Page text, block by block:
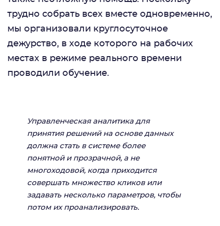
трудно собрать всех вместе одновременно,
мы организовали круглосуточное
дежурство, в ходе которого на рабочих
местах в режиме реального времени
проводили обучение.
Управленческая аналитика для
принятия решений на основе данных
должна стать в системе более
понятной и прозрачной, а не
многоходовой, когда приходится
совершать множество кликов или
задавать несколько параметров, чтобы
потом их проанализировать.